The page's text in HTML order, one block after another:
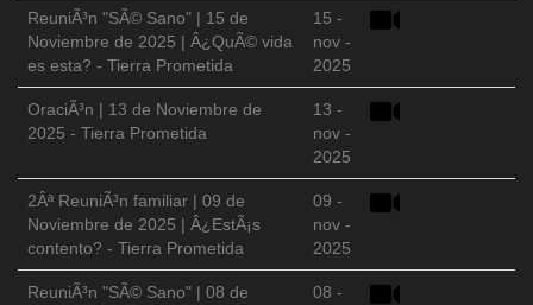
ReuniÃ³n "SÃ© Sano" | 15 de
Noviembre de 2025 | Â¿QuÃ© vida
es esta? - Tierra Prometida
15 -
nov -
2025
OraciÃ³n | 13 de Noviembre de
2025 - Tierra Prometida
13 -
nov -
2025
2Âª ReuniÃ³n familiar | 09 de
Noviembre de 2025 | Â¿EstÃ¡s
contento? - Tierra Prometida
09 -
nov -
2025
ReuniÃ³n "SÃ© Sano" | 08 de
08 -